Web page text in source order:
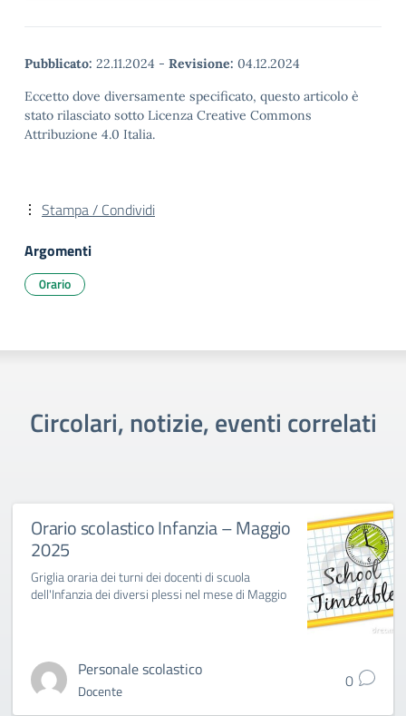
Pubblicato: 22.11.2024 - Revisione: 04.12.2024
Eccetto dove diversamente specificato, questo articolo è
stato rilasciato sotto Licenza Creative Commons
Attribuzione 4.0 Italia.
Stampa / Condividi
Argomenti
0rario
Circolari, notizie, eventi correlati
Orario scolastico Infanzia – Maggio
2025
Griglia oraria dei turni dei docenti di scuola
dell'Infanzia dei diversi plessi nel mese di Maggio
Personale scolastico
Docente 0